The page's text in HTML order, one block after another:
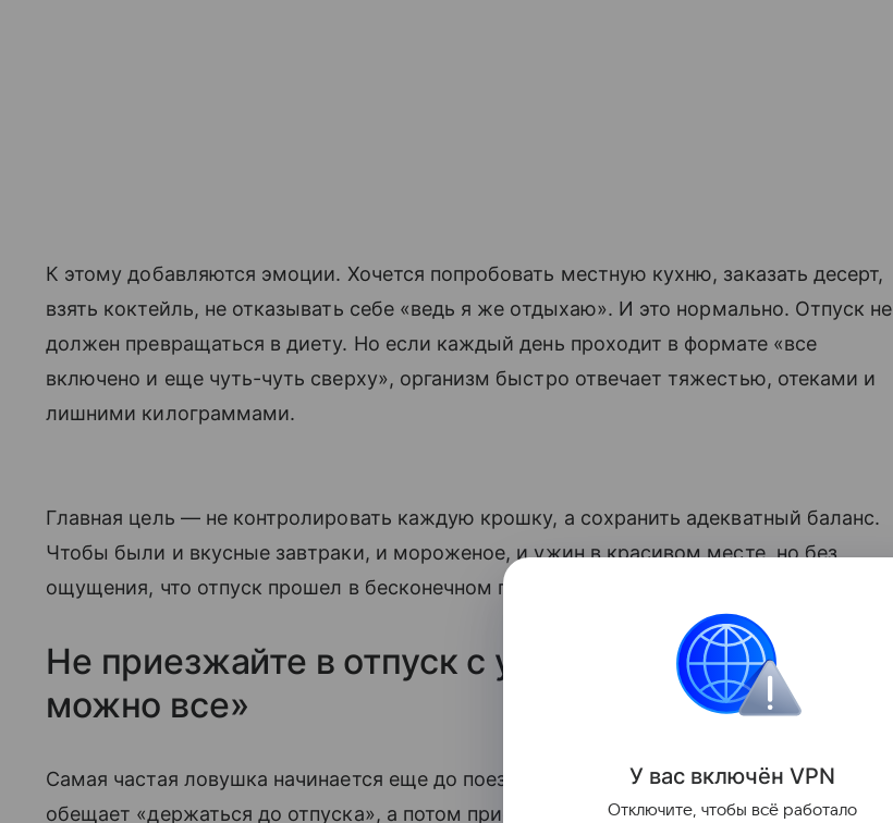
К этому добавляются эмоции. Хочется попробовать местную кухню, заказать десерт,
взять коктейль, не отказывать себе «ведь я же отдыхаю». И это нормально. Отпуск не
должен превращаться в диету. Но если каждый день проходит в формате «все
включено и еще чуть-чуть сверху», организм быстро отвечает тяжестью, отеками и
лишними килограммами.
Главная цель — не контролировать каждую крошку, а сохранить адекватный баланс.
Чтобы были и вкусные завтраки, и мороженое, и ужин в красивом месте, но без
ощущения, что отпуск прошел в бесконечном переедании.
Не приезжайте в отпуск с установкой «теперь
можно все»
Самая частая ловушка начинается еще до поездки. Человек долго ограничивает себя,
обещает «держаться до отпуска», а потом приезжает к морю и будто открывает все
У вас включён VPN
Отключите, чтобы всё работало